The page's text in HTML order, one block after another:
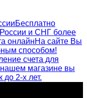
Бесплатно
России и СНГ более
онлайнНа сайте Вы
способом!
счета для
магазине вы
2-х лет.